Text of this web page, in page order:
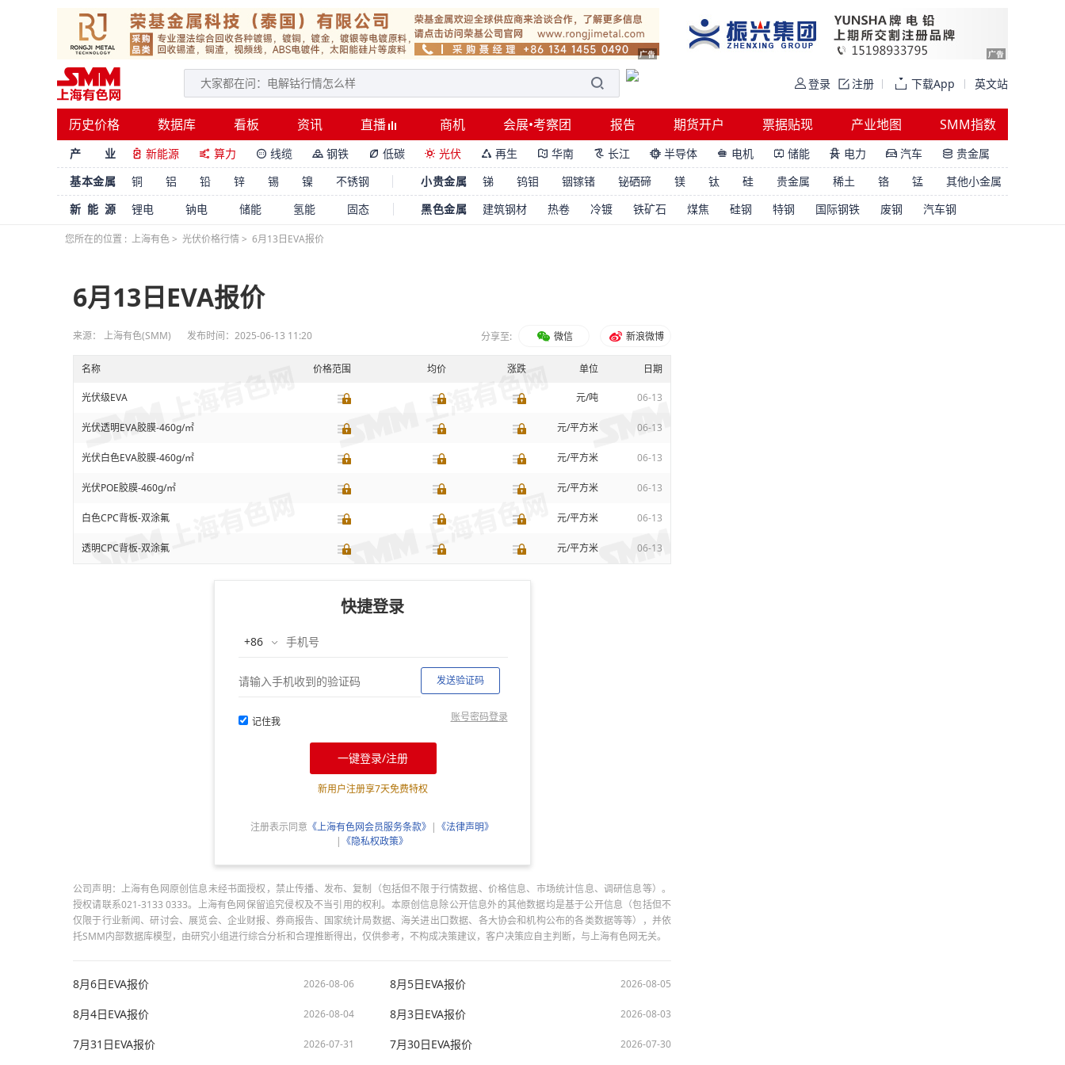
登录 注册 下载App 英文站
历史价格 数据库 看板 资讯 直播 商机 会展•考察团 报告 期货开户 票据贴现 产业地图 SMM指数
产 业  新能源  算力  线缆  钢铁  低碳  光伏  再生  华南  长江  半导体  电机  储能  电力  汽车  贵金属
基本金属
铜 铝 铅 锌 锡 镍 不锈钢 小贵金属 锑 钨钼 铟镓锗 铋硒碲 镁 钛 硅 贵金属 稀土 铬 锰
其他小金属
新能源
锂电 钠电 储能 氢能 固态 黑色金属 建筑钢材 热卷 冷镀 铁矿石 煤焦 硅钢 特钢 国际钢铁 废钢 汽车钢
您所在的位置 : 上海有色> 光伏价格行情> 6月13日EVA报价
6月13日EVA报价
来源： 上海有色(SMM) 发布时间：2025-06-13 11:20 分享至: 微信 新浪微博
名称 价格范围 均价 涨跌 单位 日期
光伏级EVA 元/吨 06-13
光伏透明EVA胶膜-460g/㎡ 元/平方米 06-13
光伏白色EVA胶膜-460g/㎡ 元/平方米 06-13
光伏POE胶膜-460g/㎡ 元/平方米 06-13
白色CPC背板-双涂氟 元/平方米 06-13
透明CPC背板-双涂氟 元/平方米 06-13
快捷登录
发送验证码
记住我 账号密码登录
一键登录/注册
新用户注册享7天免费特权
注册表示同意 《上海有色网会员服务条款》 | 《法律声明》
| 《隐私权政策》
公司声明：上海有色网原创信息未经书面授权，禁止传播、发布、复制（包括但不限于行情数据、价格信息、市场统计信息、调研信息等）。
授权请联系021-3133 0333。上海有色网保留追究侵权及不当引用的权利。本原创信息除公开信息外的其他数据均是基于公开信息（包括但不
仅限于行业新闻、研讨会、展览会、企业财报、券商报告、国家统计局数据、海关进出口数据、各大协会和机构公布的各类数据等等），并依
托SMM内部数据库模型，由研究小组进行综合分析和合理推断得出，仅供参考，不构成决策建议，客户决策应自主判断，与上海有色网无关。
8月6日EVA报价 2026-08-06 8月5日EVA报价 2026-08-05
8月4日EVA报价 2026-08-04 8月3日EVA报价 2026-08-03
7月31日EVA报价 2026-07-31 7月30日EVA报价 2026-07-30